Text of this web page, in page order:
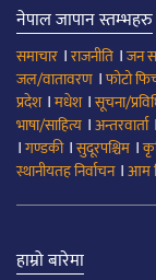
नेपाल जापान स्तम्भहरु
समाचार ।राजनीति ।जन
जल/वातावरण ।फोटो
प्रदेश।मधेश।सूचना/
भाषा/साहित्य ।अन्तरवार्ता
।गण्डकी।सुदूरपश्चिम ।
स्थानीयतह निर्वाचन।आम
हाम्रो बारेमा